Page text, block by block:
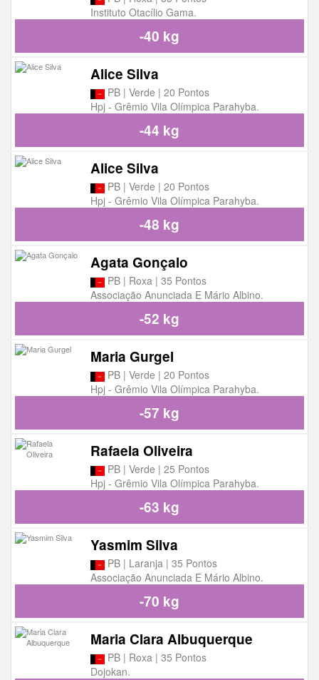
Instituto Otacílio Gama.
-40 kg
Alice Silva
PB | Verde | 20 Pontos
Hpj - Grêmio Vila Olímpica Parahyba.
-44 kg
Alice Silva
PB | Verde | 20 Pontos
Hpj - Grêmio Vila Olímpica Parahyba.
-48 kg
Agata Gonçalo
PB | Roxa | 35 Pontos
Associação Anunciada E Mário Albino.
-52 kg
Maria Gurgel
PB | Verde | 20 Pontos
Hpj - Grêmio Vila Olímpica Parahyba.
-57 kg
Rafaela Oliveira
PB | Verde | 25 Pontos
Hpj - Grêmio Vila Olímpica Parahyba.
-63 kg
Yasmim Silva
PB | Laranja | 35 Pontos
Associação Anunciada E Mário Albino.
-70 kg
Maria Clara Albuquerque
PB | Roxa | 35 Pontos
Dojokan.